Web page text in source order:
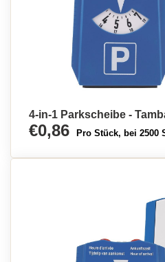
4-in-1 Parkscheibe -
€0,86 Pro Stück, bei 2500